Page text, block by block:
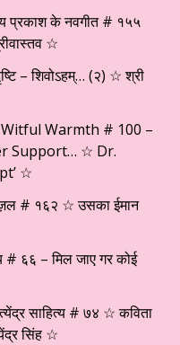
प्रकाश के नवगीत # १५५
☆
– शिवोऽहम्… (२) ☆ श्री
Warmth # 100 –
Support… ☆ Dr.
☆
# १६२ ☆ उसका ईमान
# ६६ – मिल जाए गर कोई
साहित्य # ७४ ☆ कविता
सिंह ☆